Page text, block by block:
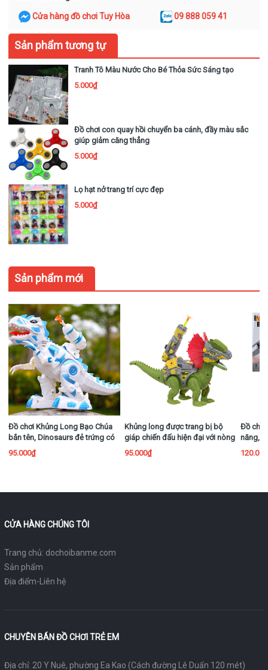
Cửa hàng đồ chơi Tuy Hòa 09 888 059 41
Sản phẩm tương tự
Tranh Tô Màu Nước Cho Bé Thỏa Sức Sáng tạo
5.000₫
Đồ chơi con quay hồi chuyển ba cánh, đầy màu sắc
giúp giảm căng thẳng
5.000₫
Lọ hạt nở trang trí cực đẹp
5.000₫
Sản phẩm mới
Đồ chơi Khủng Long Bạo Chúa
bắn tên, Dinosaurs đẻ trứng có
nhạc, có đèn
95.000₫
Khủng long được trang bị bộ
giáp chiến đấu hiện đại với nòng
súng bắn tên
95.000₫
Đồ chơi
năng,
nhạc
CỬA HÀNG CHÚNG TÔI
Trang chủ: dochoibanme.com
Sản phẩm
Địa điểm-Liên hệ
CHUYÊN BÁN ĐỒ CHƠI TRẺ EM
Địa chỉ: 20 Y Nuê, phường Ea Kao (Cách đường Lê Duẩn 120 mét)